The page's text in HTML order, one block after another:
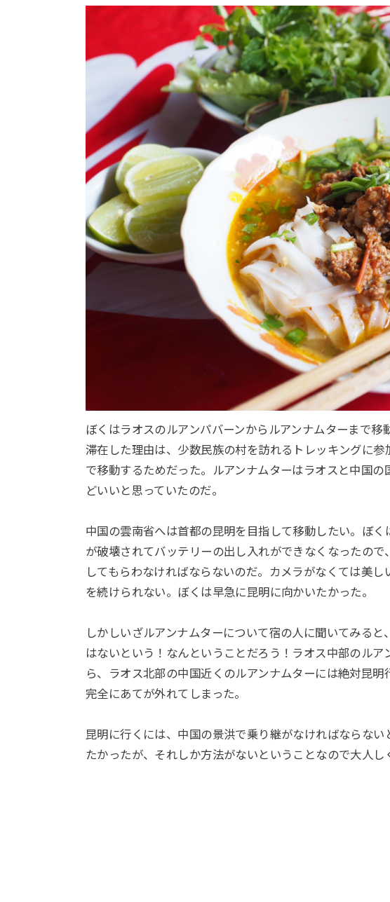
ぼくはラオスのルアンパバーンからルアンナムターまで
滞在した理由は、少数民族の村を訪れるトレッキングに
で移動するためだった。ルアンナムターはラオスと中国
どいいと思っていたのだ。
中国の雲南省へは首都の昆明を目指して移動したい。ぼ
が破壊されてバッテリーの出し入れができなくなったの
してもらわなければならないのだ。カメラがなくては美
を続けられない。ぼくは早急に昆明に向かいたかった。
しかしいざルアンナムターについて宿の人に聞いてみる
はないという！なんということだろう！ラオス中部のル
ら、ラオス北部の中国近くのルアンナムターには絶対昆
完全にあてが外れてしまった。
昆明に行くには、中国の景洪で乗り継がなければならな
たかったが、それしか方法がないということなので大人し